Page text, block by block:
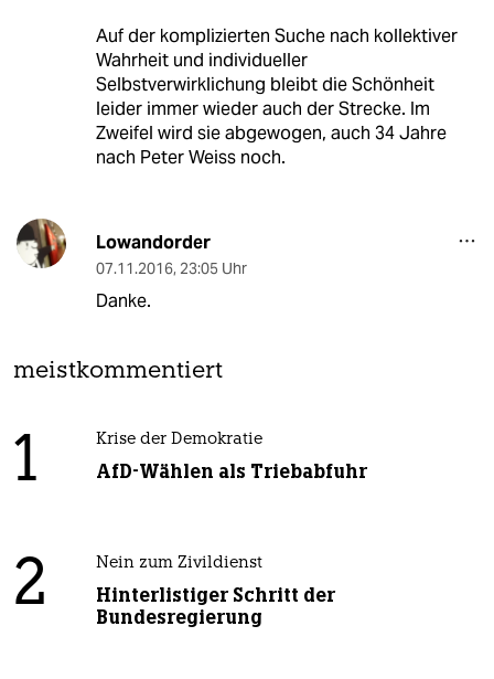
Auf der komplizierten Suche nach kollektiver
Wahrheit und individueller
Selbstverwirklichung bleibt die Schönheit
leider immer wieder auch der Strecke. Im
Zweifel wird sie abgewogen, auch 34 Jahre
nach Peter Weiss noch.
Lowandorder
07.11.2016, 23:05 Uhr
Danke.
meistkommentiert
1 Krise der Demokratie
AfD-Wählen als Triebabfuhr
2 Nein zum Zivildienst
Hinterlistiger Schritt der
Bundesregierung